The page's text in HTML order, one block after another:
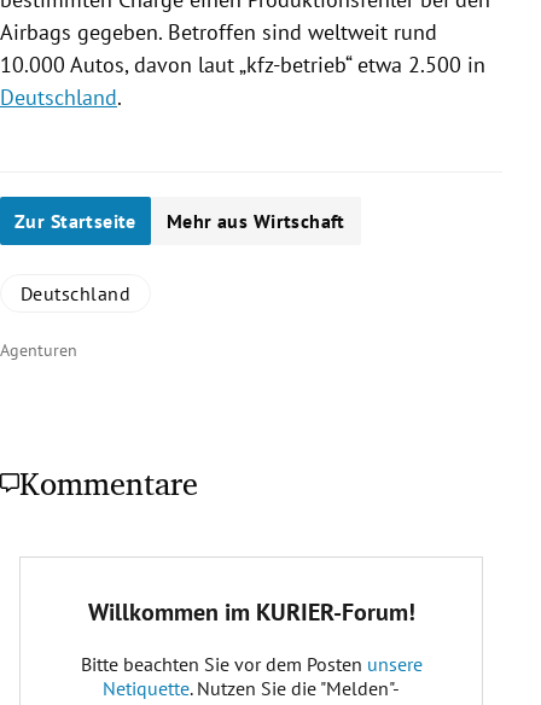
Airbags gegeben. Betroffen sind weltweit rund
10.000 Autos, davon laut „kfz-betrieb“ etwa 2.500 in
Deutschland.
Zur Startseite Mehr aus Wirtschaft
Deutschland
Agenturen
Kommentare